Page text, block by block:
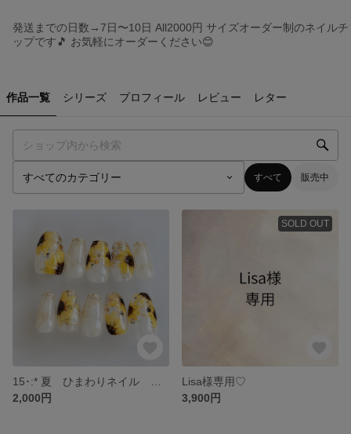
発送までの日数→7日〜10日 All2000円 サイズオーダー制のネイルチ
ップです🎵 お気軽にオーダーください😊
作品一覧 シリーズ プロフィール レビュー レター
すべて 販売中
2,000円
SOLD OUT
Lisa様専用♡
3,900円